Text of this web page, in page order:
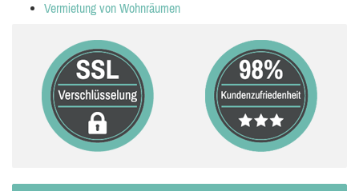
Vermietung von Wohnräumen